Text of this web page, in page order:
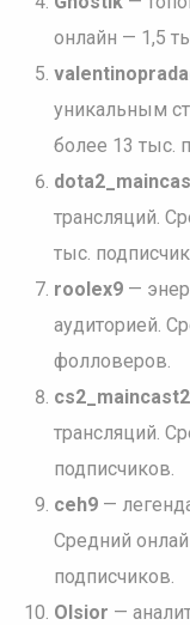
онлайн — 1,5
уникальным
более 13 тыс.
трансляций.
тыс.
roolex9—
аудиторией.
фолловеров.
cs2_maincast2
трансляций.
подписчиков.
ceh9—
Средний
подписчиков.
Olsior —